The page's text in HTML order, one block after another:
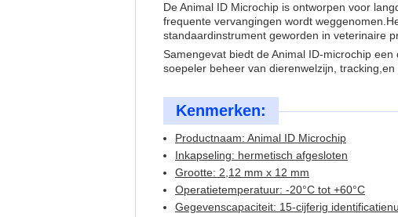
De Animal ID Microchip is ontworpen voor
frequente vervangingen wordt weggenomen.
standaardinstrument geworden in veterinaire
Samengevat biedt de Animal ID-microchip
soepeler beheer van dierenwelzijn, tracking,en
Kenmerken:
Productnaam: Animal ID Microchip
Inkapseling: hermetisch afgesloten
Grootte: 2,12 mm x 12 mm
Operatietemperatuur: -20°C tot +60°C
Gegevenscapaciteit: 15-cijferig